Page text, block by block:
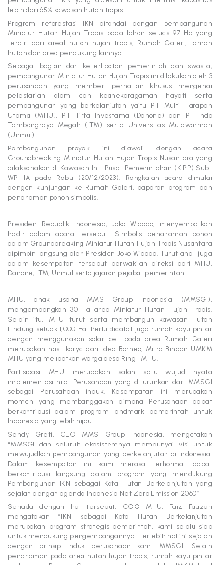
lebih dari 65% kawasan hutan tropis.
Program reforestasi IKN ditandai dengan pembangunan
Miniatur Hutan Hujan Tropis pada lahan seluas 97 Ha yang
terdiri dari areal hutan hujan tropis, Rumah Galeri, taman
hutan dan area pendukung lainnya.
Sebagai bagian dari keterlibatan pemerintah dan swasta,
pembangunan Miniatur Hutan Hujan Tropis ini dilakukan oleh 3
perusahaan yang memberi perhatian khusus mengenai
pelestarian alam dan keanekaragaman hayati serta
pembangunan yang berkelanjutan yaitu PT Multi Harapan
Utama (MHU), PT Tirta Investama (Danone) dan PT Indo
Tambangraya Megah (ITM) serta Universitas Mulawarman
(Unmul)
Pembangunan proyek ini diawali dengan acara
Groundbreaking Miniatur Hutan Hujan Tropis Nusantara yang
dilaksanakan di Kawasan Inti Pusat Pemerintahan (KIPP) Sub-
WP 1A pada Rabu (20/12/2023). Rangkaian acara dimulai
dengan kunjungan ke Rumah Galeri, paparan program dan
penanaman pohon simbolis.
Presiden Republik Indonesia, Joko Widodo, menyempatkan
hadir dalam acara tersebut. Simbolis penanaman pohon
dalam Groundbreaking Miniatur Hutan Hujan Tropis Nusantara
dipimpin langsung oleh Presiden Joko Widodo. Turut andil juga
dalam kesempatan tersebut perwakilan direksi dari MHU,
Danone, ITM, Unmul serta jajaran pejabat pemerintah.
MHU, anak usaha MMS Group Indonesia (MMSGI),
mengembangkan 30 Ha area Miniatur Hutan Hujan Tropis.
Selain itu, MHU turut serta membangun kawasan Hutan
Lindung seluas 1,000 Ha. Perlu dicatat juga rumah kayu pintar
dengan menggunakan solar cell pada area Rumah Galeri
merupakan hasil karya dari Idea Borneo, Mitra Binaan UMKM
MHU yang melibatkan warga desa Ring 1 MHU.
Partisipasi MHU merupakan salah satu wujud nyata
implementasi nilai Perusahaan yang diturunkan dari MMSGI
sebagai Perusahaan induk. Kesempatan ini merupakan
momen yang membanggakan dimana Perusahaan dapat
berkontribusi dalam program landmark pemerintah untuk
Indonesia yang lebih hijau.
Sendy Greti, CEO MMS Group Indonesia, mengatakan
“MMSGI dan seluruh ekosistemnya mempunyai visi untuk
mewujudkan pembangunan yang berkelanjutan di Indonesia.
Dalam kesempatan ini kami merasa terhormat dapat
berkontribusi langsung dalam program yang mendukung
Pembangunan IKN sebagai Kota Hutan Berkelanjutan yang
sejalan dengan agenda Indonesia Net Zero Emission 2060”
Senada dengan hal tersebut, COO MHU, Faiz Fauzan
mengatakan ”IKN sebagai Kota Hutan Berkelanjutan
merupakan program strategis pemerintah, kami selalu siap
untuk mendukung pengembangannya. Terlebih hal ini sejalan
dengan prinsip induk perusahaan kami MMSGI. Selain
penanaman pada area hutan hujan tropis, rumah kayu pintar